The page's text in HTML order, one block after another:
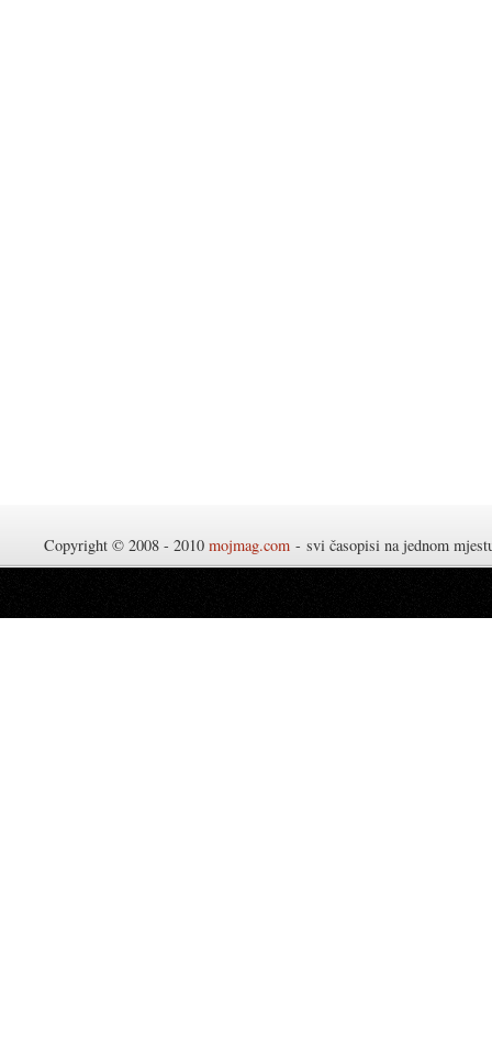
Copyright © 2008 - 2010 mojmag.com - svi časopisi na jednom